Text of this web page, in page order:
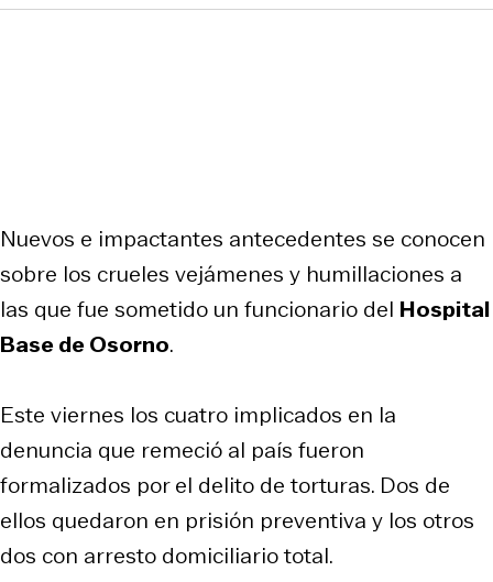
Nuevos e impactantes antecedentes se conocen
sobre los crueles vejámenes y humillaciones a
las que fue sometido un funcionario del Hospital
Base de Osorno.
Este viernes los cuatro implicados en la
denuncia que remeció al país fueron
formalizados por el delito de torturas. Dos de
ellos quedaron en prisión preventiva y los otros
dos con arresto domiciliario total.